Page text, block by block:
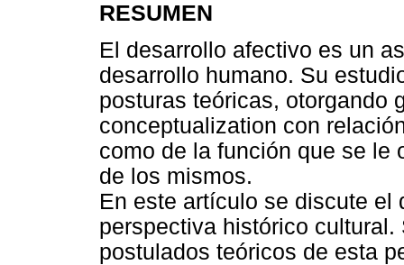
RESUMEN
El desarrollo afectivo es un
desarrollo humano. Su
posturas teóricas, otorgando
conceptualization con
como de la función que se le
de los mismos.
En este artículo se discute el
perspectiva histórico
postulados teóricos de esta